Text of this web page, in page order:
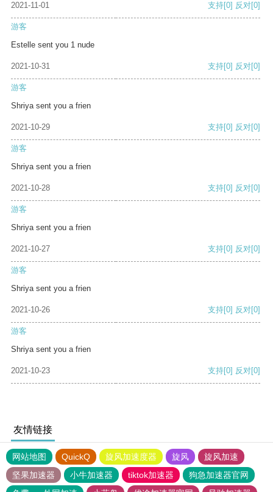
2021-11-01 支持[0] 反对[0]
游客
Estelle sent you 1 nude
2021-10-31 支持[0] 反对[0]
游客
Shriya sent you a frien
2021-10-29 支持[0] 反对[0]
游客
Shriya sent you a frien
2021-10-28 支持[0] 反对[0]
游客
Shriya sent you a frien
2021-10-27 支持[0] 反对[0]
游客
Shriya sent you a frien
2021-10-26 支持[0] 反对[0]
游客
Shriya sent you a frien
2021-10-23 支持[0] 反对[0]
友情链接
网站地图 QuickQ 旋风加速度器 旋风
旋风加速
坚果加速器
小牛加速器 tiktok加速器
狗急加速器官网